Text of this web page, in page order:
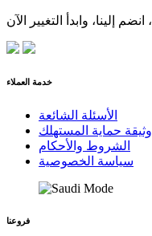
إلينا، وابدأ التغيير الآن
خدمة العملاء
الأسئلة الشائعة
وثيقة حماية المستهلك
الشروط والأحكام
سياسة الخصوصية
فروعنا